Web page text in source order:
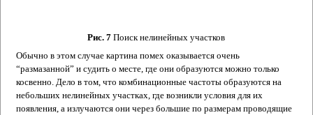
Рис. 7 Поиск нелинейных участков
Обычно в этом случае картина помех оказывается очень
“размазанной” и судить о месте, где они образуются можно только
косвенно. Дело в том, что комбинационные частоты образуются на
небольших нелинейных участках, где возникли условия для их
появления, а излучаются они через большие по размерам проводящие